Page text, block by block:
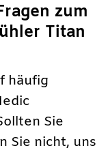
zum
Titan
häufig
Sie
Sie nicht, uns